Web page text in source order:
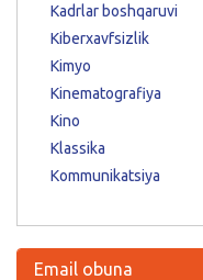
Kadrlar boshqaruvi
Kiberxavfsizlik
Kimyo
Kinematografiya
Kino
Klassika
Kommunikatsiya
Email obuna